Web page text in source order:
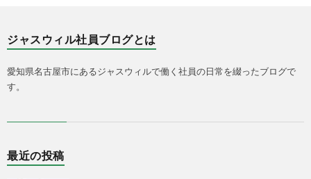
ジャスウィル社員ブログとは
愛知県名古屋市にあるジャスウィルで働く社員の日常を綴ったブログで
す。
最近の投稿